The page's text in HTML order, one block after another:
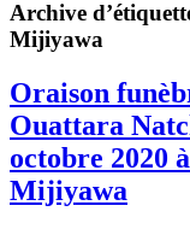
Archive
Mijiyawa
Oraison
Ouattara
octobre 2020
Mijiyawa